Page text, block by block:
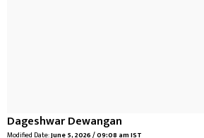
Dageshwar Dewangan
Modified Date:June 5, 2026 / 09:08 am IST